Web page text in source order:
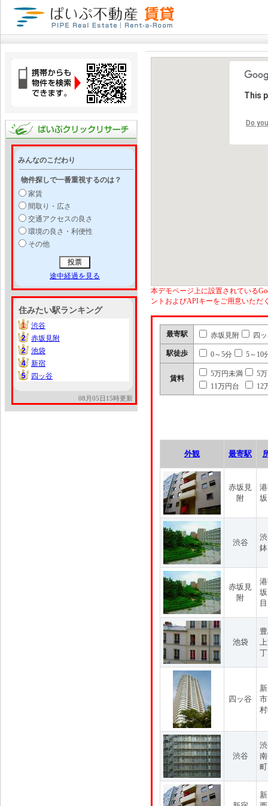
みんなのこだわり
物件探しで一番重視するのは？
家賃
間取り・広さ
交通アクセスの良さ
環境の良さ・利便性
その他
途中経過を見る
住みたい駅ランキング
1
1
渋谷
2
2
赤坂見附
2
2
池袋
4
4
新宿
5
5 四ッ谷
08月05日15時更新
This
Do
本デモページ上に設置されている
ントおよびAPIキーをご用意いただ
最寄駅 赤坂見附 四
駅徒歩 0～5分 5～10
賃料
5万円未満
5
11万円台
12
外観 最寄駅
赤坂見
附
渋谷
赤坂見
附
目
池袋
四ッ谷
渋谷